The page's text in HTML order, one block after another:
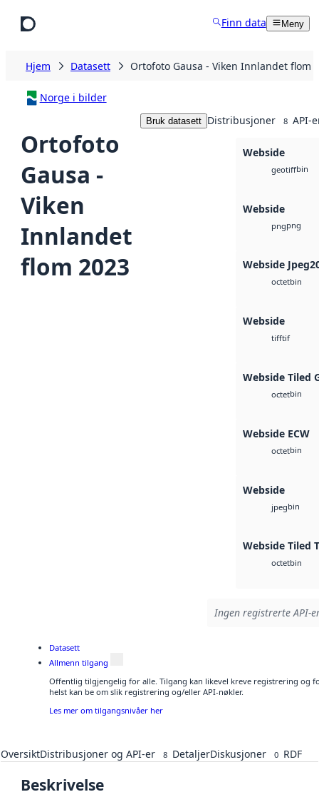
Finn data Meny
Hjem Datasett Ortofoto Gausa - Viken Innlandet flom
Norge i bilder
Ortofoto
Gausa -
Viken
Innlandet
flom 2023
Bruk datasett Distribusjoner 8 API-
Webside
geotiffbin
Webside
pngpng
Webside
octetbin
Webside
tifftif
Webside Tiled
octetbin
Webside ECW
octetbin
Webside
jpegbin
Webside Tiled
octetbin
Ingen registrerte API-
Datasett
Allmenn tilgang
Offentlig tilgjengelig for alle. Tilgang kan likevel kreve registrering og
helst kan be om slik registrering og/eller API-nøkler.
Les mer om tilgangsnivåer her
OversiktDistribusjoner og API-er 8 DetaljerDiskusjoner 0 RDF
Beskrivelse